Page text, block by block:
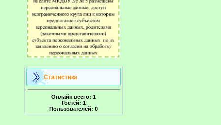
Статистика
Онлайн всего: 1
Гостей: 1
Пользователей: 0